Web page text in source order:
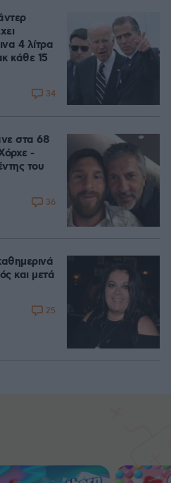
4 λίτρα
κάθε 15
34
στα 68
-
του
36
και μετά
25